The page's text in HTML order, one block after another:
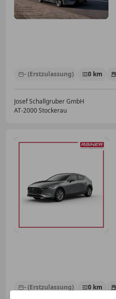
- (Erstzulassung) 0 km
Josef Schallgruber GmbH
AT-2000 Stockerau
- (Erstzulassung) 0 km